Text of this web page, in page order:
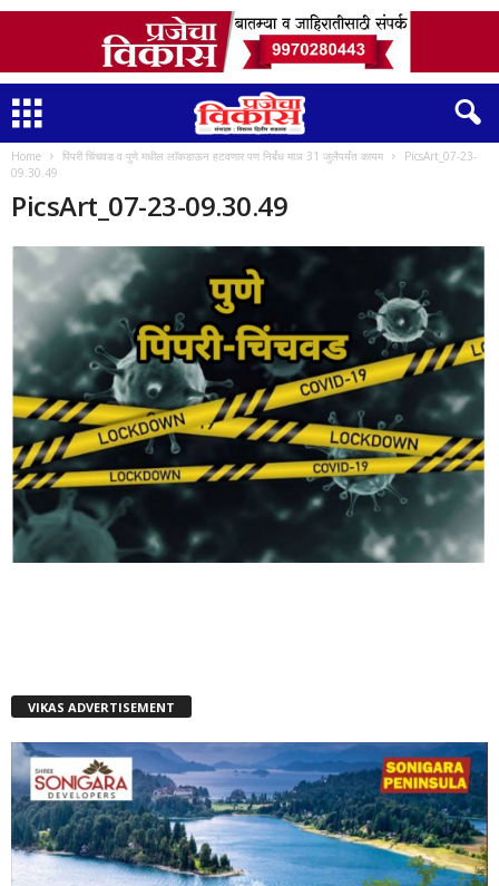
Home पिंपरी चिंचवड व पुणे मधील लाॅकडाऊन हटवणार पण निर्बंध माञ 31 जुलैपर्यंत कायम
PicsArt_07-23-
09.30.49
PicsArt_07-23-09.30.49
VIKAS ADVERTISEMENT